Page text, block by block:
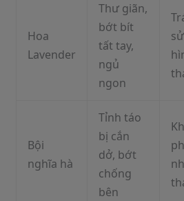
Hoa
Lavender
Thư giãn,
bớt bít
tất tay,
ngủ
ngon
Bội
nghĩa hà
Tỉnh táo
bị cắn
dở, bớt
chống
bên